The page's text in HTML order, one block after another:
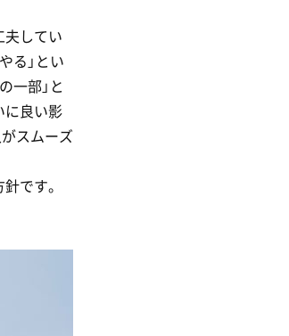
してい
る」とい
一部」と
に良い影
スムーズ
です。